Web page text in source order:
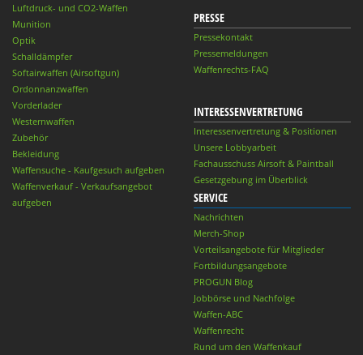
Luftdruck- und CO2-Waffen
Munition
Optik
Schalldämpfer
Softairwaffen (Airsoftgun)
Ordonnanzwaffen
Vorderlader
Westernwaffen
Zubehör
Bekleidung
Waffensuche - Kaufgesuch aufgeben
Waffenverkauf - Verkaufsangebot
aufgeben
PRESSE
Pressekontakt
Pressemeldungen
Waffenrechts-FAQ
INTERESSENVERTRETUNG
Interessenvertretung & Positionen
Unsere Lobbyarbeit
Fachausschuss Airsoft & Paintball
Gesetzgebung im Überblick
SERVICE
Nachrichten
Merch-Shop
Vorteilsangebote für Mitglieder
Fortbildungsangebote
PROGUN Blog
Jobbörse und Nachfolge
Waffen-ABC
Waffenrecht
Rund um den Waffenkauf